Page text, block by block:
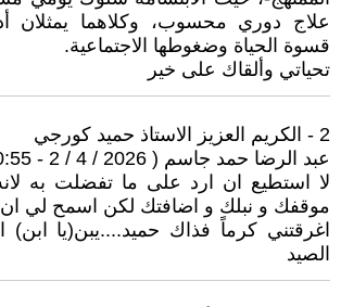
علاج دوري محسوب، وكلاهما يمثلان
قسوة الحياة وضغوطها الاجتماعية.
تحياتي وألقاك على خير
2 - الكريم العزيز الاستاذ حميد كورجي
عبد الرضا حمد جاسم ( 2026 / 4 / 2 - 20:55 )
لا استطيع ان ارد على ما تفضلت به
موقفك و نبلك و اضافتك لكن اسمح لي
اغرقتني كرماً فذاك حميد....يبن(يا ابن)
الصيد